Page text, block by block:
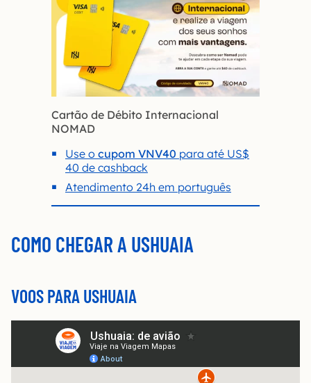
Cartão de Débito Internacional
NOMAD
Use o cupom VNV40 para até US$
40 de cashback
Atendimento 24h em português
COMO CHEGAR A USHUAIA
VOOS PARA USHUAIA